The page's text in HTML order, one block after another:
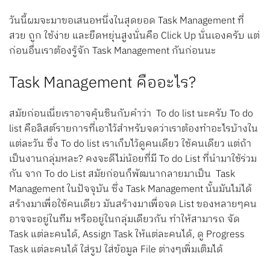
วันนี้ผมจะมาขอเสนอหนึ่งในสุดยอด Task Management ที่
สวย ถูก ใช้ง่าย และยืดหยุ่นสูงนั่นคือ Click Up นั่นเองครับ แต่
ก่อนอื่นเราต้องรู้จัก Task Management กันก่อนนะ
Task Management คืออะไร?
สมัยก่อนเนี่ยเราอาจคุ้นชินกับคำว่า To do list นะครับ To do
list คือลิสต์รายการที่เอาไว้สำหรับจดว่าเราต้องทำอะไรบ้างใน
แต่ละวัน ซึ่ง To do list เราเก็บไว้ดูคนเดียว ใช้คนเดียว แต่ถ้า
เป็นงานกลุ่มหละ? คงจะดีไม่น้อยที่มี To do List ที่นำมาใช้ร่วม
กัน จาก To do List สมัยก่อนก็พัฒนากลายมาเป็น Task
Management ในปัจจุบัน ซึ่ง Task Management นั้นมันไม่ได้
สร้างมาเพื่อใช้คนเดียว มันสร้างมาเพื่อจด List ของหลายๆคน
อาจจะอยู่ในทีม หรืออยู่ในกลุ่มเดียวกัน ทำให้สามารถ จัด
Task แต่ละคนได้, Assign Task ให้แต่ละคนได้, ดู Progress
Task แต่ละคนได้ ใส่รูป ใส่ข้อมูล File ต่างๆเพิ่มเติมได้